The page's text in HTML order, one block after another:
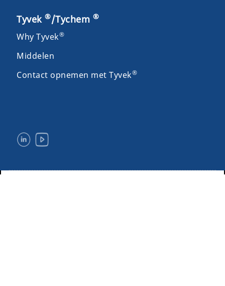
Tyvek ®/Tychem ®
Why Tyvek®
Middelen
Contact opnemen met Tyvek®